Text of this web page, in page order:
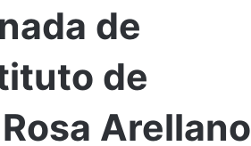
de
de
Arellano